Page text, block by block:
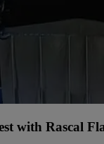
with Rascal